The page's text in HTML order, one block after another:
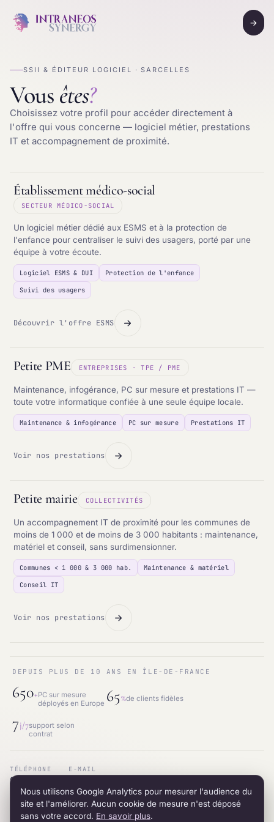
→
SSII & ÉDITEUR LOGICIEL · SARCELLES
Vous êtes?
Choisissez votre profil pour accéder directement à
l'offre qui vous concerne — logiciel métier, prestations
IT et accompagnement de proximité.
Établissement médico-social
SECTEUR MÉDICO-SOCIAL
Un logiciel métier dédié aux ESMS et à la protection de
l'enfance pour centraliser le suivi des usagers, porté par une
équipe à votre écoute.
Logiciel ESMS & DUI
Protection de l'enfance
Suivi des usagers
Découvrir l'offre ESMS
Petite PME ENTREPRISES · TPE / PME
Maintenance, infogérance, PC sur mesure et prestations IT —
toute votre informatique confiée à une seule équipe locale.
Maintenance & infogérance PC sur mesure Prestations IT
Voir nos prestations
Petite mairie COLLECTIVITÉS
Un accompagnement IT de proximité pour les communes de
moins de 1 000 et de moins de 3 000 habitants : maintenance,
matériel et conseil, sans surdimensionner.
Communes < 1 000 & 3 000 hab.
Maintenance & matériel
Conseil IT
Voir nos prestations
DEPUIS PLUS DE 10 ANS EN ÎLE-DE-FRANCE
650+PC sur mesure
déployés en Europe 65%de clients fidèles
7j/7support selon
contrat
TÉLÉPHONE
01.87.53.66.31
E-MAIL
ADRESSE
12 avenue du 8 mai 1945 · 95200 Sarcelles
RÉSEAU
LinkedIn
Nous utilisons Google Analytics pour mesurer l'audience du
site et l'améliorer. Aucun cookie de mesure n'est déposé
sans votre accord. En savoir plus.